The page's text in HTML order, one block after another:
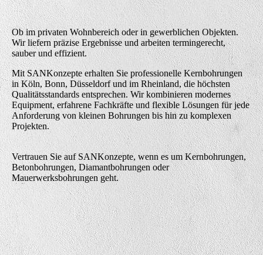
Ob im privaten Wohnbereich oder in gewerblichen Objekten.
Wir liefern präzise Ergebnisse und arbeiten termingerecht,
sauber und effizient.
Mit SANKonzepte erhalten Sie professionelle Kernbohrungen
in Köln, Bonn, Düsseldorf und im Rheinland, die höchsten
Qualitätsstandards entsprechen. Wir kombinieren modernes
Equipment, erfahrene Fachkräfte und flexible Lösungen für jede
Anforderung von kleinen Bohrungen bis hin zu komplexen
Projekten.
Vertrauen Sie auf SANKonzepte, wenn es um Kernbohrungen,
Betonbohrungen, Diamantbohrungen oder
Mauerwerksbohrungen geht.